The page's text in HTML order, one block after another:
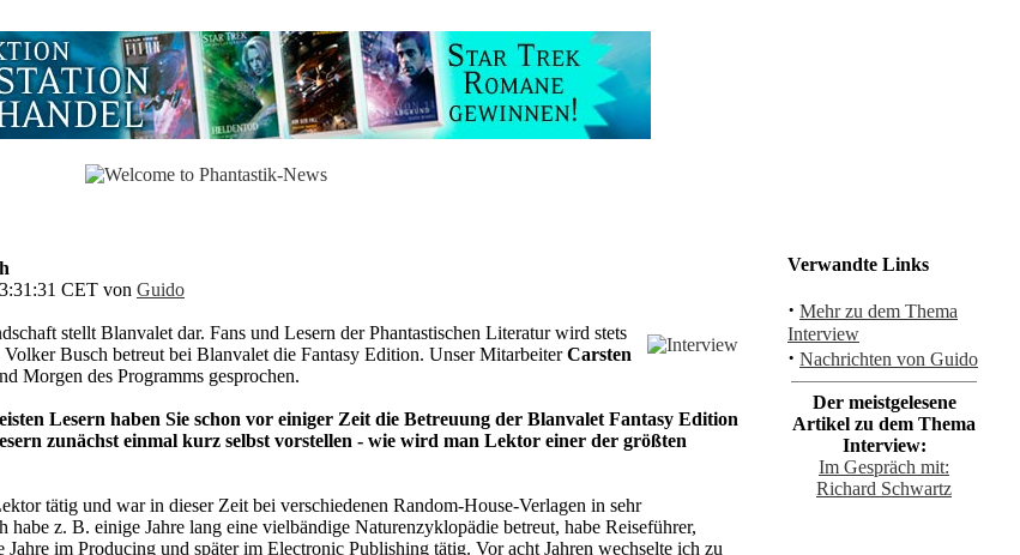
CET von Guido
stellt Blanvalet dar. Fans und Lesern der Phantastischen Literatur wird stets
Busch betreut bei Blanvalet die Fantasy Edition. Unser MitarbeiterCarsten
Morgen des Programms gesprochen.
Lesern haben Sie schon vor einiger Zeit die Betreuung der Blanvalet Fantasy Edition
zunächst einmal kurz selbst vorstellen - wie wird man Lektor einer der größten
tätig und war in dieser Zeit bei verschiedenen Random-House-Verlagen in sehr
habe z. B. einige Jahre lang eine vielbändige Naturenzyklopädie betreut, habe Reiseführer,
im Producing und später im Electronic Publishing tätig. Vor acht Jahren wechselte ich zu
Verwandte Links
· Mehr zu dem Thema
Interview
· Nachrichten von Guido
Der meistgelesene
Artikel zu dem Thema
Interview:
Im Gespräch mit:
Richard Schwartz